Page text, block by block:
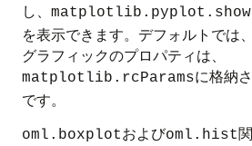
し、 matplotlib.pyplot.show
を表示できます。デフォルトでは
グラフィックのプロパティは、
matplotlib.rcParamsに格納
です。
oml.boxplotおよびoml.hist